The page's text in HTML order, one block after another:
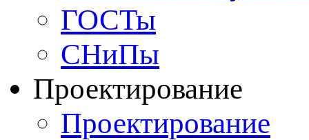
ГОСТы
СНиПы
Проектирование
Проектирование